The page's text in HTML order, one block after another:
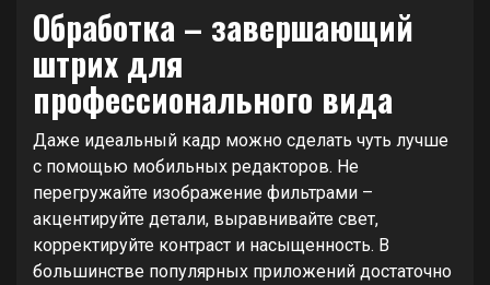
Обработка – завершающий
штрих для
профессионального вида
Даже идеальный кадр можно сделать чуть лучше
с помощью мобильных редакторов. Не
перегружайте изображение фильтрами –
акцентируйте детали, выравнивайте свет,
корректируйте контраст и насыщенность. В
большинстве популярных приложений достаточно